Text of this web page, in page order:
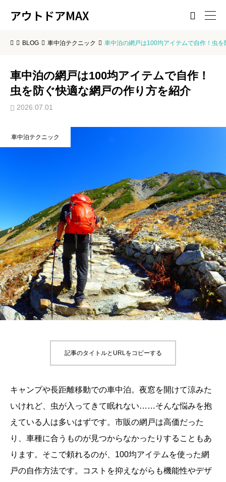
アウトドアMAX 
BLOG 車中泊テクニック 車中泊の網戸は100均アイテムで自作！虫
車中泊の網戸は100均アイテムで自作！
虫を防ぐ快適な網戸の作り方を紹介
2026.07.01
車中泊テクニック
記事のタイトルとURLをコピーする
キャンプや長距離移動での車中泊。夜窓を開けて涼みた
いけれど、虫が入ってきて眠れない……そんな悩みを抱
えている人は多いはずです。市販の網戸は高価だった
り、車種に合うものが見つからなかったりすることもあ
ります。そこで頼れるのが、100均アイテムを使った網
戸の自作方法です。コストを抑えながらも機能性やデザ